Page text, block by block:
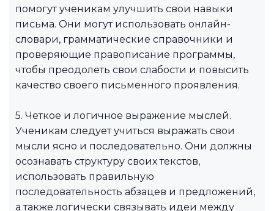
помогут ученикам улучшить свои навыки
письма. Они могут использовать онлайн-
словари, грамматические справочники и
проверяющие правописание программы,
чтобы преодолеть свои слабости и повысить
качество своего письменного проявления.
5. Четкое и логичное выражение мыслей.
Ученикам следует учиться выражать свои
мысли ясно и последовательно. Они должны
осознавать структуру своих текстов,
использовать правильную
последовательность абзацев и предложений,
а также логически связывать идеи между